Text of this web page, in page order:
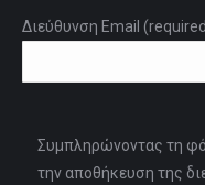
Διεύθυνση Email
Συμπληρώνοντας τη
την αποθήκευση της